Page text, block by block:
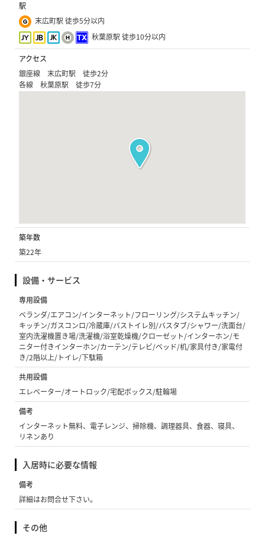
駅
末広町駅 徒歩5分以内
秋葉原駅 徒歩10分以内
アクセス
銀座線 末広町駅 徒歩2分
各線 秋葉原駅 徒歩7分
築年数
築22年
設備・サービス
専用設備
ベランダ/エアコン/インターネット/フローリング/システムキッチン/
キッチン/ガスコンロ/冷蔵庫/バストイレ別/バスタブ/シャワー/洗面台/
室内洗濯機置き場/洗濯機/浴室乾燥機/クローゼット/インターホン/モ
ニター付きインターホン/カーテン/テレビ/ベッド/机/家具付き/家電付
き/2階以上/トイレ/下駄箱
共用設備
エレベーター/オートロック/宅配ボックス/駐輪場
備考
インターネット無料、電子レンジ、掃除機、調理器具、食器、寝具、
リネンあり
入居時に必要な情報
備考
詳細はお問合せ下さい。
その他